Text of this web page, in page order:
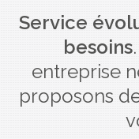
Service
besoins
entreprise
proposons